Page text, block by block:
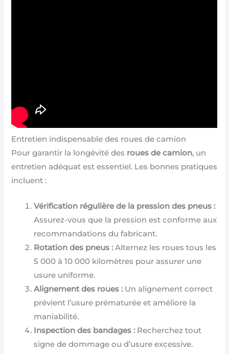
Entretien indispensable des roues de camion
Pour garantir la longévité des roues de camion, un
entretien adéquat est essentiel. Les bonnes pratiques
incluent :
Vérification régulière de la pression des pneus :
Assurez-vous que la pression est conforme aux
recommandations du fabricant.
Rotation des pneus :Alternez les roues tous les
5 000 à 10 000 kilomètres pour assurer une
usure uniforme.
Alignement des roues :Un alignement correct
prévient l’usure prématurée et améliore la
maniabilité.
Inspection des bandages :Recherchez tout
signe de dommage ou d’usure excessive.